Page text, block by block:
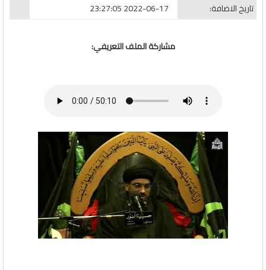
تاريخ الاضافة:
2022-06-17 23:27:05
مشاركة الملف التعريفي: